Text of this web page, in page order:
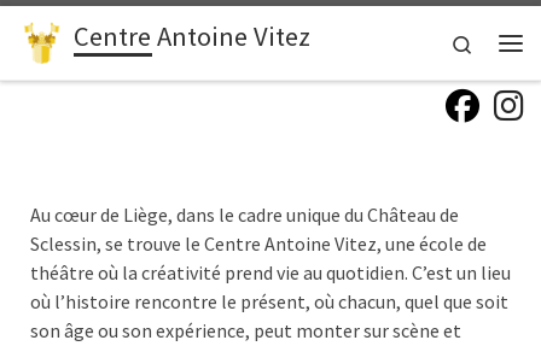
Passer au contenu
Centre Antoine Vitez
Search
fab
Au cœur de Liège, dans le cadre unique du Château de
Sclessin, se trouve le Centre Antoine Vitez, une école de
théâtre où la créativité prend vie au quotidien. C’est un lieu
où l’histoire rencontre le présent, où chacun, quel que soit
son âge ou son expérience, peut monter sur scène et